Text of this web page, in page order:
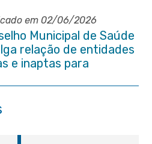
em 02/06/2026
Municipal de Saúde
relação de entidades
e inaptas para
eleitoral do
2026-2030